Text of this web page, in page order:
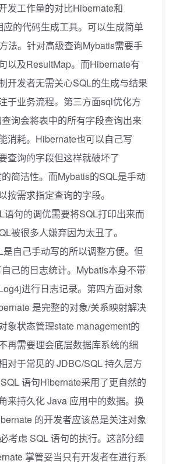
发工作量的对比Hibernate和
应的代码生成工具。可以生成简单
法。针对高级查询Mybatis需要手
以及ResultMap。而Hibernate有
开发者无需关心SQL的生成与结果
于业务流程。第三方面sql优化方
询会将表中的所有字段查询出来
消耗。Hibernate也可以自己写
查询的字段但这样就破坏了
简洁性。而Mybatis的SQL是手动
按需求指定查询的字段。
语句的调优需要将SQL打印出来而
被很多人嫌弃因为太丑了。
自己手动写的所以调整方便。但
己的日志统计。Mybatis本身不带
进行日志记录。第四方面对象
是完整的对象/关系映射解决
象状态管理state management的
再需要理会底层数据库系统的细
对于常见的 JDBC/SQL 持久层方
语句Hibernate采用了更自然的
来持久化 Java 应用中的数据。换
的开发者应该总是关注对象
考虑 SQL 语句的执行。这部分细
掌管妥当只有开发者在进行系